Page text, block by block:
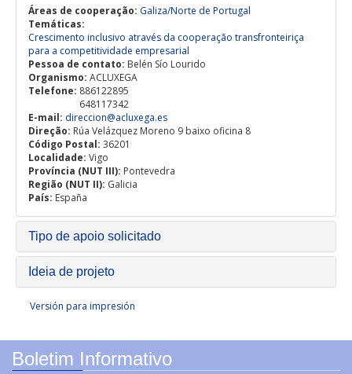
Comunicação
Documentos
Gestão de Projetos
Ligações
Áreas de cooperação: Galiza/Norte de Portugal
Temáticas:
Crescimento inclusivo através da cooperação transfronteiriça
para a competitividade empresarial
Pessoa de contato: Belén Sío Lourido
Organismo: ACLUXEGA
Telefone: 886122895
648117342
E-mail: direccion@acluxega.es
Direção: Rúa Velázquez Moreno 9 baixo oficina 8
Código Postal: 36201
Localidade: Vigo
Província (NUT III): Pontevedra
Região (NUT II): Galicia
País: España
Tipo de apoio solicitado
Ideia de projeto
Versión para impresión
Boletim Informativo